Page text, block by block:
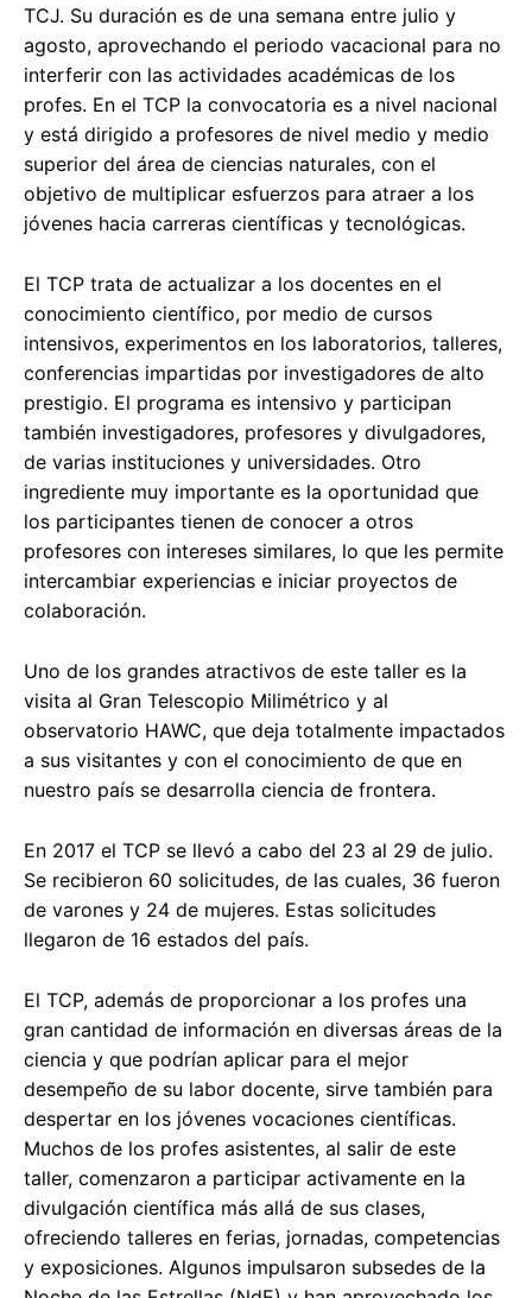
TCJ. Su duración es de una semana entre julio y
agosto, aprovechando el periodo vacacional para no
interferir con las actividades académicas de los
profes. En el TCP la convocatoria es a nivel nacional
y está dirigido a profesores de nivel medio y medio
superior del área de ciencias naturales, con el
objetivo de multiplicar esfuerzos para atraer a los
jóvenes hacia carreras científicas y tecnológicas.
El TCP trata de actualizar a los docentes en el
conocimiento científico, por medio de cursos
intensivos, experimentos en los laboratorios, talleres,
conferencias impartidas por investigadores de alto
prestigio. El programa es intensivo y participan
también investigadores, profesores y divulgadores,
de varias instituciones y universidades. Otro
ingrediente muy importante es la oportunidad que
los participantes tienen de conocer a otros
profesores con intereses similares, lo que les permite
intercambiar experiencias e iniciar proyectos de
colaboración.
Uno de los grandes atractivos de este taller es la
visita al Gran Telescopio Milimétrico y al
observatorio HAWC, que deja totalmente impactados
a sus visitantes y con el conocimiento de que en
nuestro país se desarrolla ciencia de frontera.
En 2017 el TCP se llevó a cabo del 23 al 29 de julio.
Se recibieron 60 solicitudes, de las cuales, 36 fueron
de varones y 24 de mujeres. Estas solicitudes
llegaron de 16 estados del país.
El TCP, además de proporcionar a los profes una
gran cantidad de información en diversas áreas de la
ciencia y que podrían aplicar para el mejor
desempeño de su labor docente, sirve también para
despertar en los jóvenes vocaciones científicas.
Muchos de los profes asistentes, al salir de este
taller, comenzaron a participar activamente en la
divulgación científica más allá de sus clases,
ofreciendo talleres en ferias, jornadas, competencias
y exposiciones. Algunos impulsaron subsedes de la